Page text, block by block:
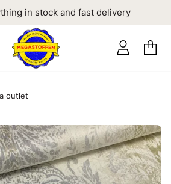
in stock and fast delivery
outlet